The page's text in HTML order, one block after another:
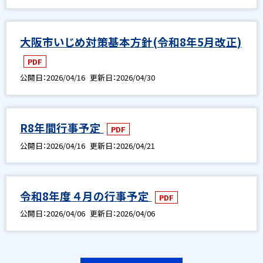
大阪市いじめ対策基本方針(令和8年5月改正)
PDF
公開日 2026/04/16 更新日 2026/04/30
R8年間行事予定
PDF
公開日 2026/04/16 更新日 2026/04/21
令和8年度 ４月の行事予定
PDF
公開日 2026/04/06 更新日 2026/04/06